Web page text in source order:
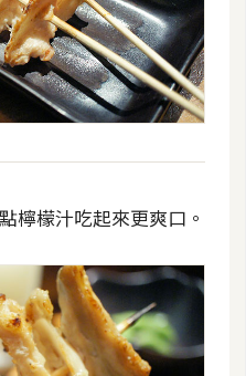
檸檬汁吃起來更爽口。